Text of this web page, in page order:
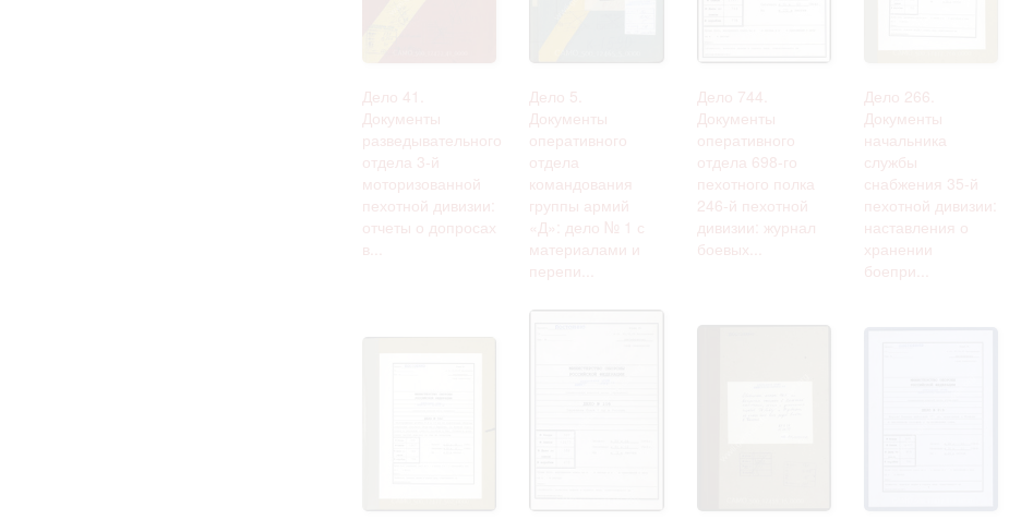
Дело 41.
Документы
разведывательного
отдела 3-й
моторизованной
пехотной дивизии:
отчеты о допросах
в...
Дело 5.
Документы
оперативного
отдела
командования
группы армий
«Д»: дело № 1 с
материалами и
перепи...
Дело 744.
Документы
оперативного
отдела 698-го
пехотного полка
246-й пехотной
дивизии: журнал
боевых...
Дело 266.
Документы
начальника
службы
снабжения 35-й
пехотной дивизии:
наставления о
хранении
боепри...